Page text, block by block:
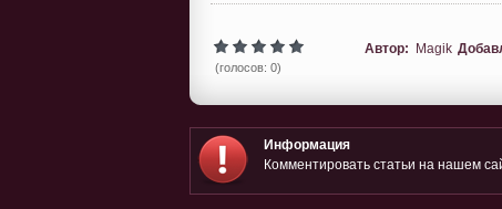
(голосов: 0)
Автор: Magik
Информация
Комментировать статьи на нашем